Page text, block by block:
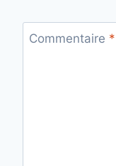
Commentaire *